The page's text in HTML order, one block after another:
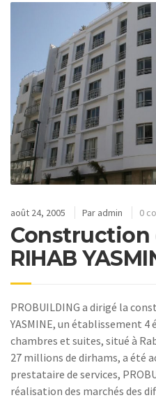
août 24, 2005 Par admin 0
Construction
RIHAB
PROBUILDING a dirigé la
YASMINE, un établissement
chambres et suites, situé à
27 millions de dirhams, a été
prestataire de services,
réalisation des marchés des